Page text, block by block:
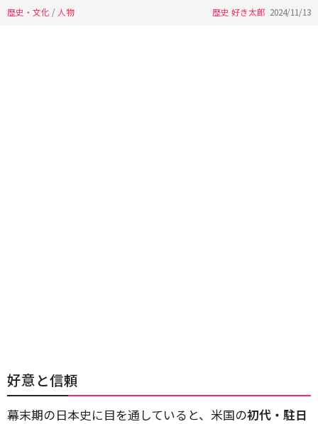
歴史・文化 / 人物 歴史 好き太郎 2024/11/13
好意と信頼
幕末期の日本史に目を通していると、米国の初代・駐日